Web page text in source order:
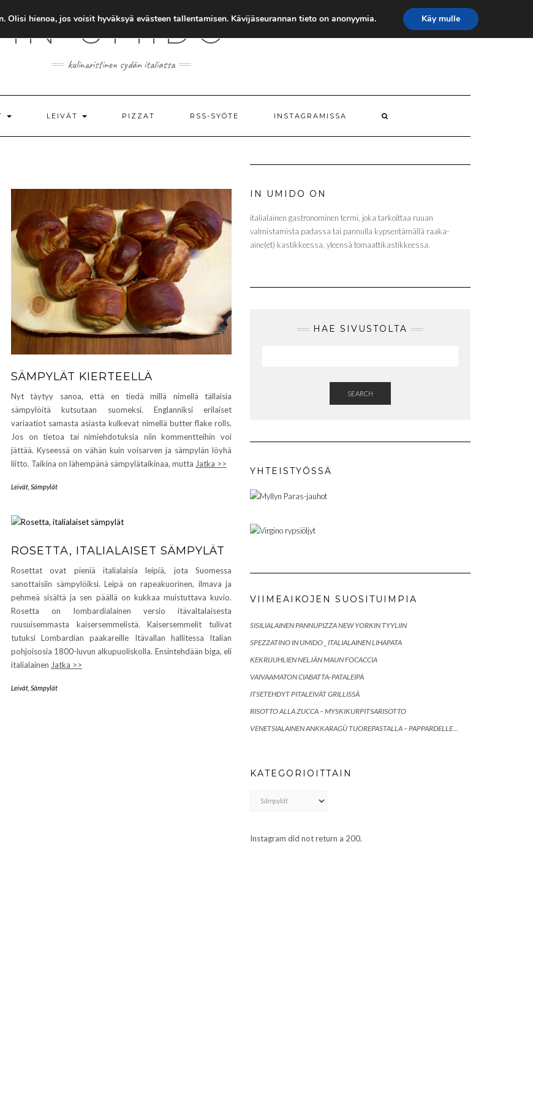
IN UMIDO
kulinaristinen sydän italiassa
LEIVÄT PIZZAT RSS-SYÖTE INSTAGRAMISSA
SÄMPYLÄT KIERTEELLÄ
Nyt täytyy sanoa, että en tiedä millä nimellä tällaisia
sämpylöitä kutsutaan suomeksi. Englanniksi erilaiset
variaatiot samasta asiasta kulkevat nimellä butter flake rolls.
Jos on tietoa tai nimiehdotuksia niin kommentteihin voi
jättää. Kyseessä on vähän kuin voisarven ja sämpylän löyhä
liitto. Taikina on lähempänä sämpylätaikinaa, mutta Jatka >>
Leivät Sämpylät
ROSETTA, ITALIALAISET SÄMPYLÄT
Rosettat ovat pieniä italialaisia leipiä, jota Suomessa
sanottaisiin sämpylöiksi. Leipä on rapeakuorinen, ilmava ja
pehmeä sisältä ja sen päällä on kukkaa muistuttava kuvio.
Rosetta on lombardialainen versio itävaltalaisesta
ruusuisemmasta kaisersemmelistä. Kaisersemmelit tulivat
tutuksi Lombardian paakareille Itävallan hallitessa Italian
pohjoisosia 1800-luvun alkupuoliskolla. Ensintehdään biga, eli
italialainen Jatka >>
Leivät Sämpylät
IN UMIDO ON
italialainen gastronominen termi, joka tarkoittaa ruuan
valmistamista padassa tai pannulla kypsentämällä raaka-
aine(et) kastikkeessa, yleensä tomaattikastikkeessa.
HAE SIVUSTOLTA
SEARCH
YHTEISTYÖSSÄ
VIIMEAIKOJEN SUOSITUIMPIA
SISILIALAINEN PANNUPIZZA NEW YORKIN TYYLIIN
SPEZZATINO IN UMIDO _ ITALIALAINEN LIHAPATA
KEKRIJUHLIEN NELJÄN MAUN FOCACCIA
VAIVAAMATON CIABATTA-PATALEIPÄ
ITSETEHDYT PITALEIVÄT GRILLISSÄ
RISOTTO ALLA ZUCCA – MYSKIKURPITSARISOTTO
VENETSIALAINEN ANKKARAGÙ TUOREPASTALLA – PAPPARDELLE…
KATEGORIOITTAIN
Instagram did not return a 200.
hienoa, jos voisit hyväksyä evästeen tallentamisen. Kävijäseurannan tieto on anonyymia. Käy mulle